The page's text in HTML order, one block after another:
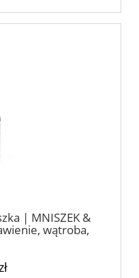
| MNISZEK &
wątroba,